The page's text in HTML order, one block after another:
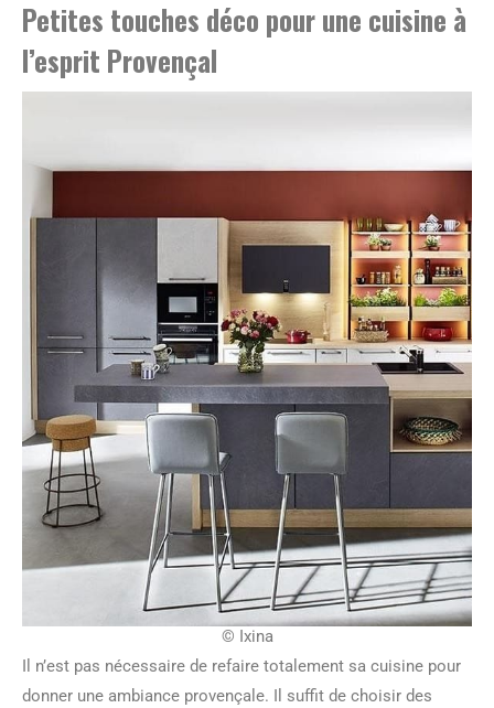
Petites touches déco pour une cuisine à
l’esprit Provençal
© Ixina
Il n’est pas nécessaire de refaire totalement sa cuisine pour
donner une ambiance provençale. Il suffit de choisir des